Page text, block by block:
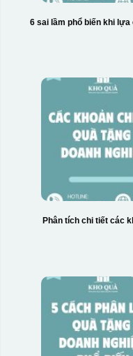
6 sai lầm phổ biến khi
Phân tích chi tiết các